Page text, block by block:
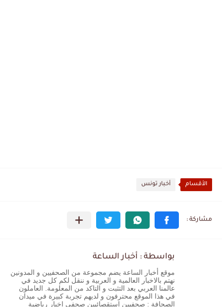
الأقسام أخبار تونس
بواسطة : أخبار الساعة
موقع أخبار الساعة يضم مجموعة من الصحفيين و المدونين
نهتم بالاخبار العالمية و العربية و ننقل لكم كل جديد في
عالمنا العربي بعد التثبت و التاكد من المعلومة. العاملون
في هذا الموقع محترفون و لديهم تجربة كبيرة في ميدان
الصحافة : صحفيين استقصائيين صحفي اخبار رياضية